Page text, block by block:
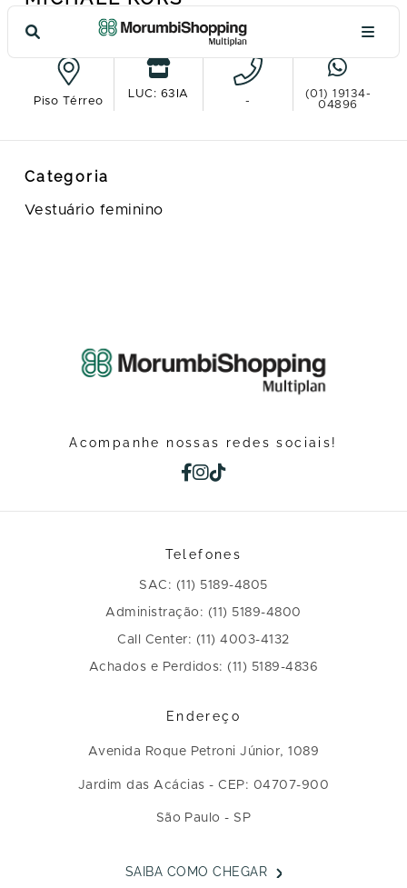
Ver no mapa
Piso Térreo
LUC: 63IA
-
(01) 19134-
04896
Categoria
Vestuário feminino
Acompanhe nossas redes sociais!
Telefones
SAC: (11) 5189-4805
Administração: (11) 5189-4800
Call Center: (11) 4003-4132
Achados e Perdidos: (11) 5189-4836
Endereço
Avenida Roque Petroni Júnior, 1089
Jardim das Acácias - CEP: 04707-900
São Paulo - SP
SAIBA COMO CHEGAR